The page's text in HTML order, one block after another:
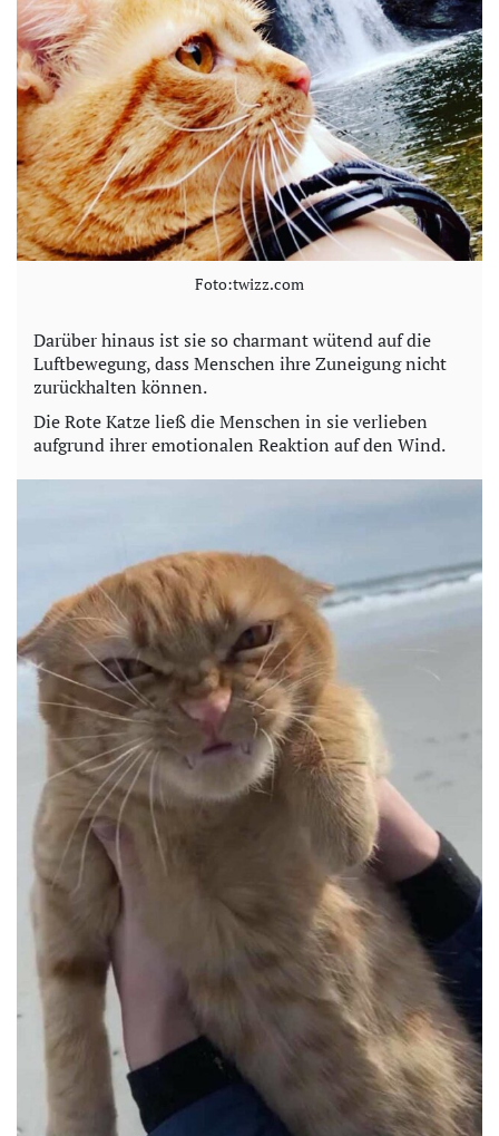
o
Foto:twizz.com
Darüber hinaus ist sie so charmant wütend auf die
Luftbewegung, dass Menschen ihre Zuneigung nicht
zurückhalten können.
Die Rote Katze ließ die Menschen in sie verlieben
aufgrund ihrer emotionalen Reaktion auf den Wind.